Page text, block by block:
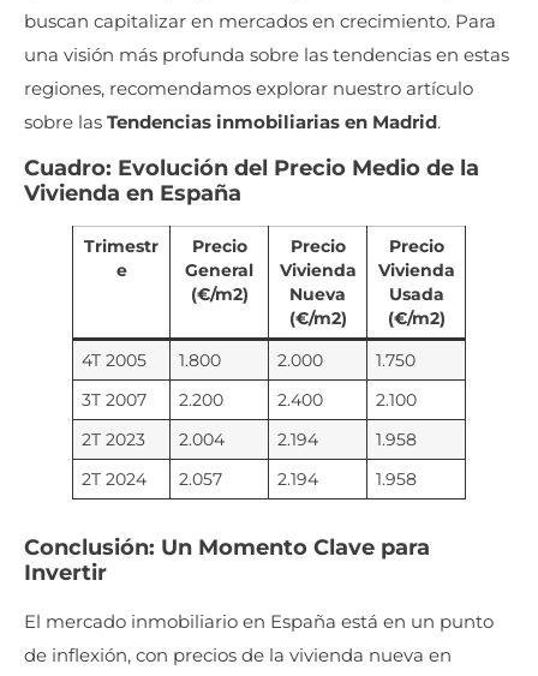
buscan capitalizar en mercados en crecimiento. Para
una visión más profunda sobre las tendencias en estas
regiones, recomendamos explorar nuestro artículo
sobre las Tendencias inmobiliarias en Madrid.
Cuadro: Evolución del Precio Medio de la
Vivienda en España
Trimestr
e
Precio
General
(€/m2)
Precio
Vivienda
Nueva
(€/m2)
Precio
Vivienda
Usada
(€/m2)
4T 2005 1.800 2.000 1.750
3T 2007 2.200 2.400 2.100
2T 2023 2.004 2.194 1.958
2T 2024 2.057 2.194 1.958
Conclusión: Un Momento Clave para
Invertir
El mercado inmobiliario en España está en un punto
de inflexión, con precios de la vivienda nueva en